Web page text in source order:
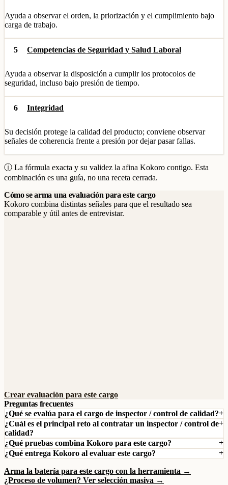
Ayuda a observar el orden, la priorización y el cumplimiento bajo
carga de trabajo.
5 Competencias de Seguridad y Salud Laboral
Ayuda a observar la disposición a cumplir los protocolos de
seguridad, incluso bajo presión de tiempo.
6 Integridad
Su decisión protege la calidad del producto; conviene observar
señales de coherencia frente a presión por dejar pasar fallas.
ⓘ La fórmula exacta y su validez la afina Kokoro contigo. Esta
combinación es una guía, no una receta cerrada.
Cómo se arma una evaluación para este cargo
Kokoro combina distintas señales para que el resultado sea
comparable y útil antes de entrevistar.
Crear evaluación para este cargo
Preguntas frecuentes
¿Qué se evalúa para el cargo de inspector / control de calidad?
¿Cuál es el principal reto al contratar un inspector / control de
calidad?
¿Qué pruebas combina Kokoro para este cargo?
¿Qué entrega Kokoro al evaluar este cargo?
Arma la batería para este cargo con la herramienta →
¿Proceso de volumen? Ver selección masiva →